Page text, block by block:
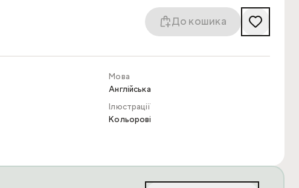
До кошика
Мова
Англійська
Ілюстрації
Кольорові